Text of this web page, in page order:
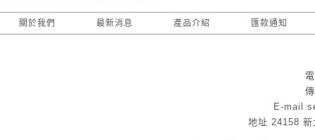
關於我們 最新消息 產品介紹 匯款通知
E-mail
地址 24158 新